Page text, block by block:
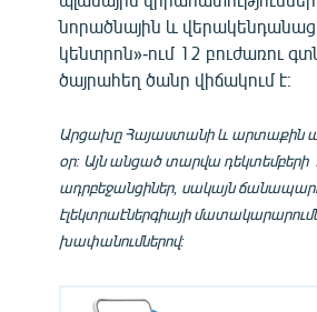
նորածնային և
կենտրոն»-ում 12 բուժառու
ծայրահեղ ծանր վիճակում է։
Արցախը Հայաստանի և արտաքին
օր: Այն անցած տարվա դեկտեմբերի
ադրբեջանցիներ, սակայն
էլեկտրաէներգիայի
խափանումներով: